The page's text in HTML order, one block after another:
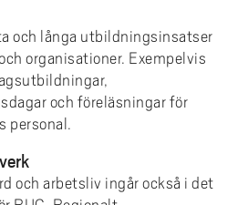
och långa utbildningsinsatser
organisationer. Exempelvis
och föreläsningar för
personal.
och arbetsliv ingår också i det